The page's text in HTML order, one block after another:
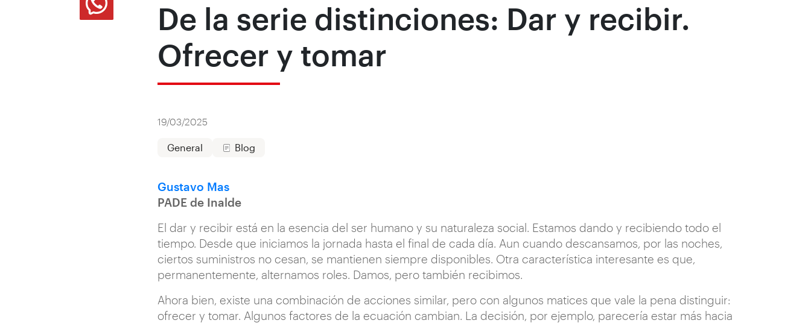
De la serie distinciones: Dar y recibir.
Ofrecer y tomar
19/03/2025
General Blog
Gustavo Mas
PADE de Inalde
El dar y recibir está en la esencia del ser humano y su naturaleza social. Estamos dando y recibiendo todo el
tiempo. Desde que iniciamos la jornada hasta el final de cada día. Aun cuando descansamos, por las noches,
ciertos suministros no cesan, se mantienen siempre disponibles. Otra característica interesante es que,
permanentemente, alternamos roles. Damos, pero también recibimos.
Ahora bien, existe una combinación de acciones similar, pero con algunos matices que vale la pena distinguir:
ofrecer y tomar. Algunos factores de la ecuación cambian. La decisión, por ejemplo, parecería estar más hacia